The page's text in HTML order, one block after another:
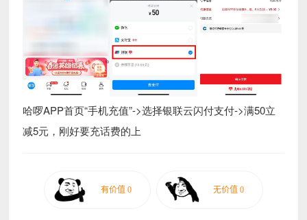
哈啰APP首页“手机充值”->选择银联云闪付支付->满50立
减5元，刚好要充话费的上